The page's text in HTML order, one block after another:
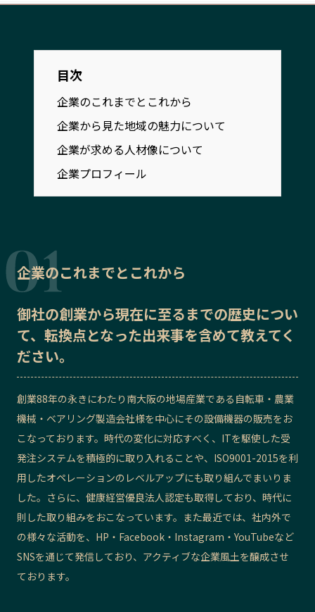
カテゴリから探す
特集コンテンツ
地域を代表する 企業100選
プレスリリース
行政連携記事
MILCプロジェクト
Sporkle
「人」から探す
記事ライター アンバサダー
目次
企業のこれまでとこれから
企業から見た地域の魅力について
企業が求める人材像について
企業プロフィール
企業のこれまでとこれから
御社の創業から現在に至るまでの歴史につい
て、転換点となった出来事を含めて教えてく
ださい。
創業88年の永きにわたり南大阪の地場産業である自転車・農業
機械・ベアリング製造会社様を中心にその設備機器の販売をお
こなっております。時代の変化に対応すべく、ITを駆使した受
発注システムを積極的に取り入れることや、ISO9001-2015を利
用したオペレーションのレベルアップにも取り組んでまいりま
した。さらに、健康経営優良法人認定も取得しており、時代に
則した取り組みをおこなっています。また最近では、社内外で
の様々な活動を、HP・Facebook・Instagram・YouTubeなど
SNSを通じて発信しており、アクティブな企業風土を醸成させ
ております。